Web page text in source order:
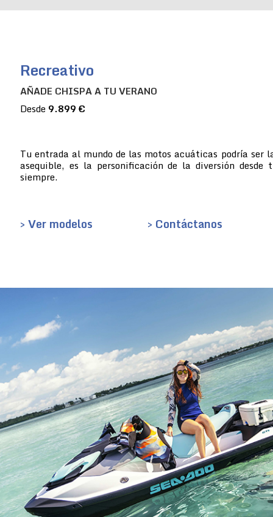
Recreativo
AÑADE CHISPA A TU VERANO
Desde 9.899 €
Tu entrada al mundo de las motos acuáticas podría ser
asequible, es la personificación de la diversión
siempre.
> Ver modelos > Contáctanos